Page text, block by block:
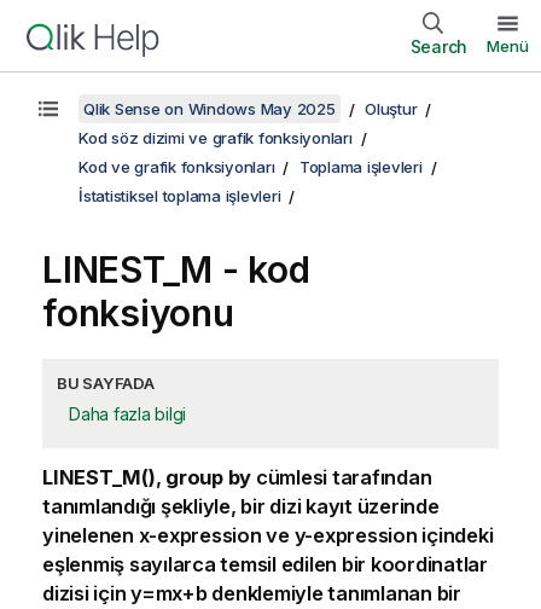
Search Menü
Qlik Sense on Windows May 2025
Oluştur
Kod söz dizimi ve grafik fonksiyonları
Kod ve grafik fonksiyonları
Toplama işlevleri
İstatistiksel toplama işlevleri
LINEST_M - kod
fonksiyonu
BU SAYFADA
Daha fazla bilgi
LINEST_M(), group by cümlesi tarafından
tanımlandığı şekliyle, bir dizi kayıt üzerinde
yinelenen x-expression ve y-expression içindeki
eşlenmiş sayılarca temsil edilen bir koordinatlar
dizisi için y=mx+bdenklemiyle tanımlanan bir